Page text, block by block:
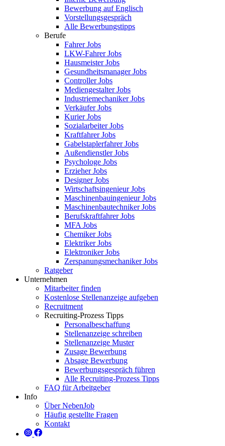
Bewerbung auf Englisch
Vorstellungsgespräch
Alle Bewerbungstipps
Berufe
Fahrer Jobs
LKW-Fahrer Jobs
Hausmeister Jobs
Gesundheitsmanager Jobs
Controller Jobs
Mediengestalter Jobs
Industriemechaniker Jobs
Verkäufer Jobs
Kurier Jobs
Sozialarbeiter Jobs
Kraftfahrer Jobs
Gabelstaplerfahrer Jobs
Außendienstler Jobs
Psychologe Jobs
Erzieher Jobs
Designer Jobs
Wirtschaftsingenieur Jobs
Maschinenbauingenieur Jobs
Maschinenbautechniker Jobs
Berufskraftfahrer Jobs
MFA Jobs
Chemiker Jobs
Elektriker Jobs
Elektroniker Jobs
Zerspanungsmechaniker Jobs
Ratgeber
Unternehmen
Mitarbeiter finden
Kostenlose Stellenanzeige aufgeben
Recruitment
Recruiting-Prozess Tipps
Personalbeschaffung
Stellenanzeige schreiben
Stellenanzeige Muster
Zusage Bewerbung
Absage Bewerbung
Bewerbungsgespräch führen
Alle Recruiting-Prozess Tipps
FAQ für Arbeitgeber
Info
Über NebenJob
Häufig gestellte Fragen
Kontakt